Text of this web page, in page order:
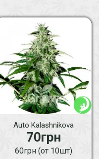
Auto Kalashnikova
70грн
60грн (от 10шт)